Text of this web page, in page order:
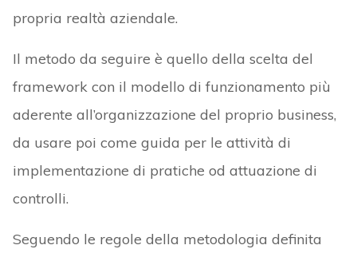
propria realtà aziendale.
Il metodo da seguire è quello della scelta del
framework con il modello di funzionamento più
aderente all’organizzazione del proprio business,
da usare poi come guida per le attività di
implementazione di pratiche od attuazione di
controlli.
Seguendo le regole della metodologia definita